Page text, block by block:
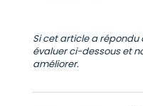
Si cet article a répondu
évaluer ci-dessous et
améliorer.